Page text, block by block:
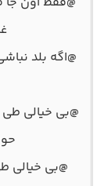
@اگه بلد
@بی‌ خیالی
@بی‌ خیالی